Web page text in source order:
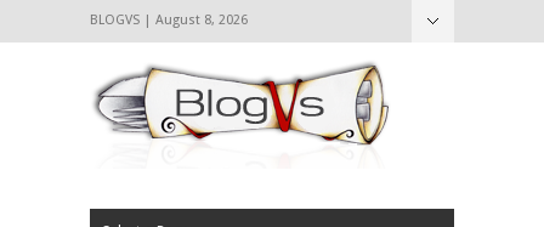
BLOGVS | August 8, 2026